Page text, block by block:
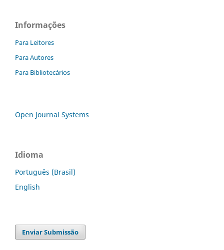
Informações
Para Leitores
Para Autores
Para Bibliotecários
Open Journal Systems
Idioma
Português (Brasil)
English
Enviar Submissão